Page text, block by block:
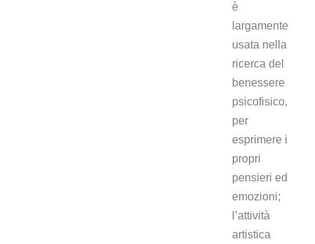
è
largamente
usata nella
ricerca del
benessere
psicofisico,
per
esprimere i
propri
pensieri ed
emozioni;
l’attività
artistica